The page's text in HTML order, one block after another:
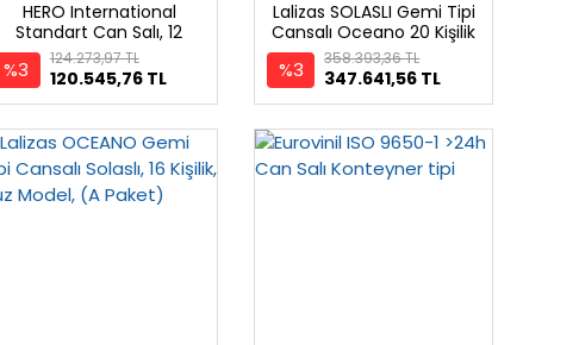
HERO International
Standart Can Salı, 12
Kişilik, Konteyner
%3 120.545,76 TL
124.273,97 TL
Lalizas SOLASLI Gemi Tipi
Cansalı Oceano 20 Kişilik
(A)
%3 347.641,56 TL
358.393,36 TL